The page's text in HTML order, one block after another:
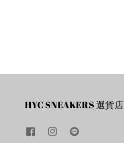
HYC SNEAKERS 選貨店